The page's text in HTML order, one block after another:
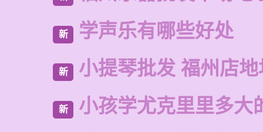
新 学声乐有哪些好处
新 小提琴批发 福州店
新 小孩学尤克里里多大